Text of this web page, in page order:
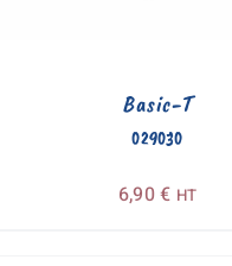
029030
Basic-T
6,90€ HT